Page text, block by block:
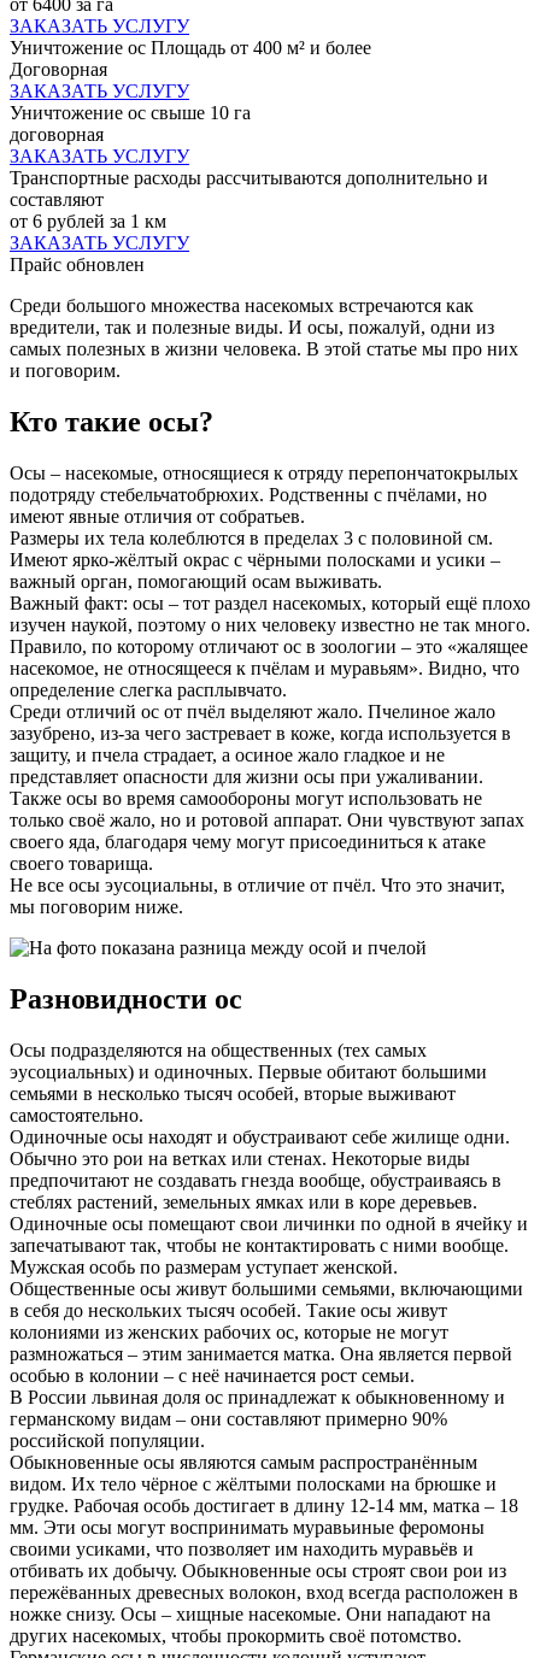
от 6400 за га
ЗАКАЗАТЬ УСЛУГУ
Уничтожение ос Площадь от 400 м² и более
Договорная
ЗАКАЗАТЬ УСЛУГУ
Уничтожение ос свыше 10 га
договорная
ЗАКАЗАТЬ УСЛУГУ
Транспортные расходы рассчитываются дополнительно и
составляют
от 6 рублей за 1 км
ЗАКАЗАТЬ УСЛУГУ
Прайс обновлен
Среди большого множества насекомых встречаются как
вредители, так и полезные виды. И осы, пожалуй, одни из
самых полезных в жизни человека. В этой статье мы про них
и поговорим.
Кто такие осы?
Осы – насекомые, относящиеся к отряду перепончатокрылых
подотряду стебельчатобрюхих. Родственны с пчёлами, но
имеют явные отличия от собратьев.
Размеры их тела колеблются в пределах 3 с половиной см.
Имеют ярко-жёлтый окрас с чёрными полосками и усики –
важный орган, помогающий осам выживать.
Важный факт: осы – тот раздел насекомых, который ещё плохо
изучен наукой, поэтому о них человеку известно не так много.
Правило, по которому отличают ос в зоологии – это «жалящее
насекомое, не относящееся к пчёлам и муравьям». Видно, что
определение слегка расплывчато.
Среди отличий ос от пчёл выделяют жало. Пчелиное жало
зазубрено, из-за чего застревает в коже, когда используется в
защиту, и пчела страдает, а осиное жало гладкое и не
представляет опасности для жизни осы при ужаливании.
Также осы во время самообороны могут использовать не
только своё жало, но и ротовой аппарат. Они чувствуют запах
своего яда, благодаря чему могут присоединиться к атаке
своего товарища.
Не все осы эусоциальны, в отличие от пчёл. Что это значит,
мы поговорим ниже.
Разновидности ос
Осы подразделяются на общественных (тех самых
эусоциальных) и одиночных. Первые обитают большими
семьями в несколько тысяч особей, вторые выживают
самостоятельно.
Одиночные осы находят и обустраивают себе жилище одни.
Обычно это рои на ветках или стенах. Некоторые виды
предпочитают не создавать гнезда вообще, обустраиваясь в
стеблях растений, земельных ямках или в коре деревьев.
Одиночные осы помещают свои личинки по одной в ячейку и
запечатывают так, чтобы не контактировать с ними вообще.
Мужская особь по размерам уступает женской.
Общественные осы живут большими семьями, включающими
в себя до нескольких тысяч особей. Такие осы живут
колониями из женских рабочих ос, которые не могут
размножаться – этим занимается матка. Она является первой
особью в колонии – с неё начинается рост семьи.
В России львиная доля ос принадлежат к обыкновенному и
германскому видам – они составляют примерно 90%
российской популяции.
Обыкновенные осы являются самым распространённым
видом. Их тело чёрное с жёлтыми полосками на брюшке и
грудке. Рабочая особь достигает в длину 12-14 мм, матка – 18
мм. Эти осы могут воспринимать муравьиные феромоны
своими усиками, что позволяет им находить муравьёв и
отбивать их добычу. Обыкновенные осы строят свои рои из
пережёванных древесных волокон, вход всегда расположен в
ножке снизу. Осы – хищные насекомые. Они нападают на
других насекомых, чтобы прокормить своё потомство.